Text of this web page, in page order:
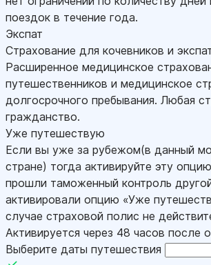
поездок в течение года.
Экспат
Страхование для кочевников и
Расширенное медицинское
путешественников и медицинское
долгосрочного пребывания. Любая
гражданство.
Уже путешествую
Если вы уже за рубежом(в данный
стране) тогда активируйте эту
прошли таможенный контроль
активировали опцию «Уже
случае страховой полис не
Активируется через 48 часов после
Выберите даты путешествия